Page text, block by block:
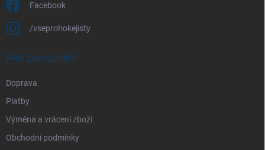
Facebook
/vseprohokejisty
PRO ZÁKAZNÍKY
Doprava
Platby
Výměna a vrácení zboží
Obchodní podmínky